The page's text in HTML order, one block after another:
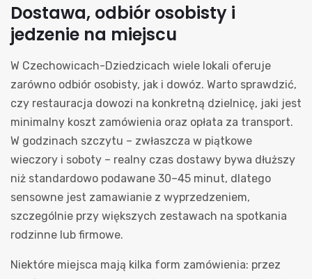
Dostawa, odbiór osobisty i
jedzenie na miejscu
W Czechowicach-Dziedzicach wiele lokali oferuje
zarówno odbiór osobisty, jak i dowóz. Warto sprawdzić,
czy restauracja dowozi na konkretną dzielnicę, jaki jest
minimalny koszt zamówienia oraz opłata za transport.
W godzinach szczytu – zwłaszcza w piątkowe
wieczory i soboty – realny czas dostawy bywa dłuższy
niż standardowo podawane 30–45 minut, dlatego
sensowne jest zamawianie z wyprzedzeniem,
szczególnie przy większych zestawach na spotkania
rodzinne lub firmowe.
Niektóre miejsca mają kilka form zamówienia: przez